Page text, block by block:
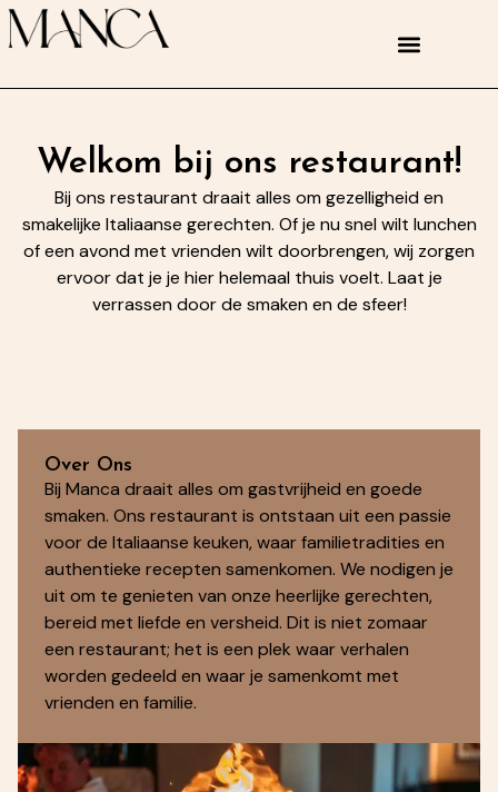
Welkom bij ons restaurant!
Bij ons restaurant draait alles om gezelligheid en
smakelijke Italiaanse gerechten. Of je nu snel wilt lunchen
of een avond met vrienden wilt doorbrengen, wij zorgen
ervoor dat je je hier helemaal thuis voelt. Laat je
verrassen door de smaken en de sfeer!
Over Ons
Bij Manca draait alles om gastvrijheid en goede
smaken. Ons restaurant is ontstaan uit een passie
voor de Italiaanse keuken, waar familietradities en
authentieke recepten samenkomen. We nodigen je
uit om te genieten van onze heerlijke gerechten,
bereid met liefde en versheid. Dit is niet zomaar
een restaurant; het is een plek waar verhalen
worden gedeeld en waar je samenkomt met
vrienden en familie.